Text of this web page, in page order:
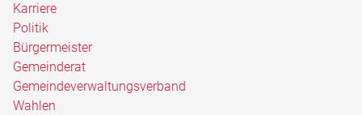
Karriere
Politik
Bürgermeister
Gemeinderat
Gemeindeverwaltungsverband
Wahlen